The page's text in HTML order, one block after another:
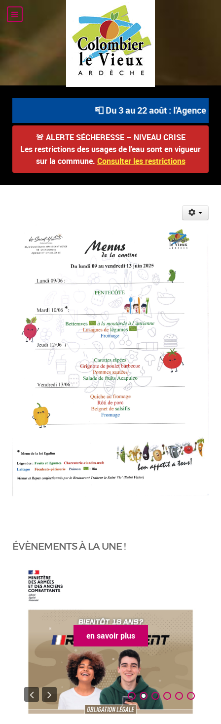
📮 Du 3 au 22 août : l'Agence
🚨 ALERTE SÉCHERESSE – NIVEAU CRISE
Les restrictions des usages de l'eau sont en vigueur
sur la commune. Consulter les restrictions
ÉVÈNEMENTS À LA UNE !
en savoir plus